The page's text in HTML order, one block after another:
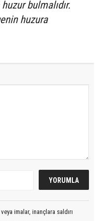
bulmalıdır.
huzura
imalar, inançlara saldırı